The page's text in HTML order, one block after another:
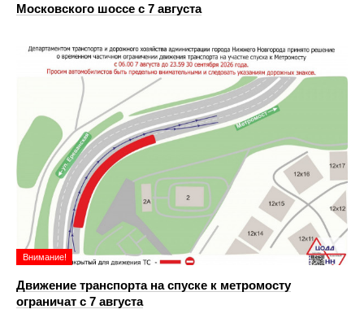
Московского шоссе с 7 августа
Внимание!
Движение транспорта на спуске к метромосту
ограничат с 7 августа